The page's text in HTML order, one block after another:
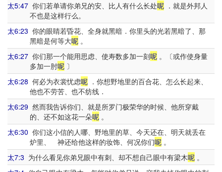
太5:47 你们若单请你弟兄的安、比人有什么长处呢 ．就是外邦人
不也是这样行么。
太6:23 你的眼睛若昏花、全身就黑暗．你里头的光若黑暗了、那
黑暗是何等大呢。
太6:27 你们那一个能用思虑、使寿数多加一刻呢 。〔或作使身量
多加一肘呢〕
太6:28 何必为衣裳忧虑呢 ．你想野地里的百合花、怎么长起来、
他也不劳苦、也不纺线．
太6:29 然而我告诉你们、就是所罗门极荣华的时候、他所穿戴
的、还不如这花一朵呢。
太6:30 你们这小信的人哪、野地里的草、今天还在、明天就丢在
炉里、 神还给他这样的妆饰、何况你们呢。
太7:3 为什么看见你弟兄眼中有刺、却不想自己眼中有梁木呢 。